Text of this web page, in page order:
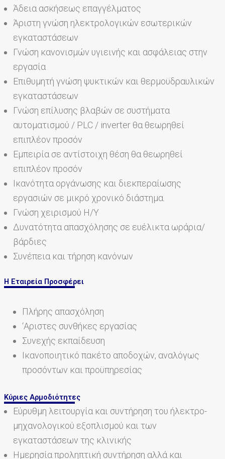
Άδεια ασκήσεως επαγγέλματος
Άριστη γνώση ηλεκτρολογικών εσωτερικών
εγκαταστάσεων
Γνώση κανονισμών υγιεινής και ασφάλειας στην
εργασία
Επιθυμητή γνώση ψυκτικών και θερμοϋδραυλικών
εγκαταστάσεων
Γνώση επίλυσης βλαβών σε συστήματα
αυτοματισμού / PLC / inverter θα θεωρηθεί
επιπλέον προσόν
Εμπειρία σε αντίστοιχη θέση θα θεωρηθεί
επιπλέον προσόν
Ικανότητα οργάνωσης και διεκπεραίωσης
εργασιών σε μικρό χρονικό διάστημα.
Γνώση χειρισμού Η/Υ
Δυνατότητα απασχόλησης σε ευέλικτα ωράρια/
βάρδιες
Συνέπεια και τήρηση κανόνων
Η Εταιρεία Προσφέρει
Πλήρης απασχόληση
‘Αριστες συνθήκες εργασίας
Συνεχής εκπαίδευση
Ικανοποιητικό πακέτο αποδοχών, αναλόγως
προσόντων και προϋπηρεσίας
Κύριες Αρμοδιότητες
Εύρυθμη λειτουργία και συντήρηση του ήλεκτρο-
μηχανολογικού εξοπλισμού και των
εγκαταστάσεων της κλινικής
Ημερησία προληπτική συντήρηση αλλά και